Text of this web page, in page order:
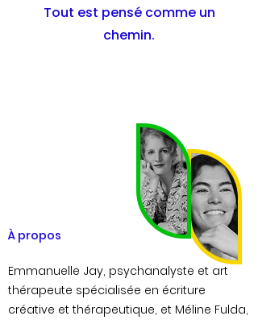
Tout est pensé comme un
chemin.
À propos
Emmanuelle Jay, psychanalyste et art
thérapeute spécialisée en écriture
créative et thérapeutique, et Méline Fulda,